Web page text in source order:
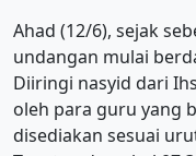
Ahad (12/6), sejak
undangan mulai
Diiringi nasyid dari
oleh para guru yang
disediakan sesuai